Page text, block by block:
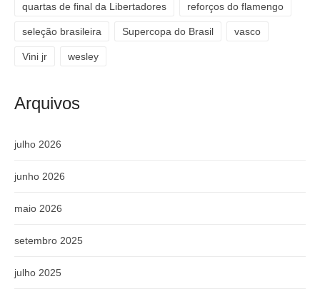
quartas de final da Libertadores reforços do flamengo
seleção brasileira Supercopa do Brasil vasco
Vini jr wesley
Arquivos
julho 2026
junho 2026
maio 2026
setembro 2025
julho 2025